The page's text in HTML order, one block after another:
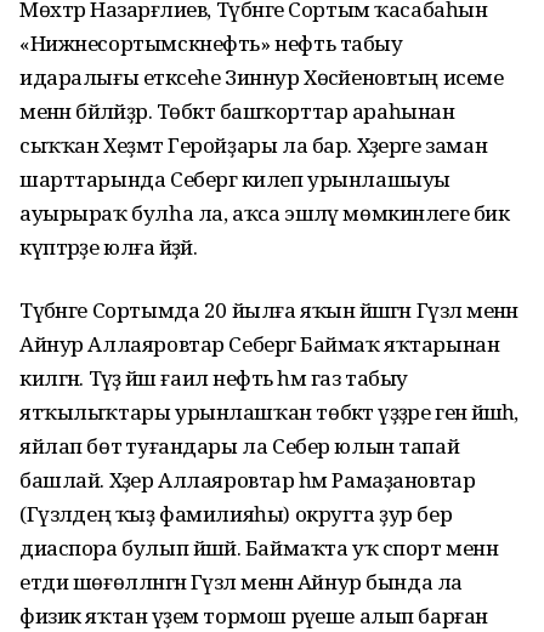
Мөхтәр Назарғәлиев, Түбәнге Сортым ҡасабаһын
«Нижнесортымскнефть» нефть табыу
идаралығы етәксеһе Зиннур Хөсәйеновтың исеме
менән бәйләйҙәр. Төбәктә башҡорттар араһынан
сыҡҡан Хеҙмәт Геройҙары ла бар. Хәҙерге заман
шарттарында Себергә килеп урынлашыуы
ауырыраҡ булһа ла, аҡса эшләү мөмкинлеге бик
күптәрҙе юлға әйҙәй.
Түбәнге Сортымда 20 йылға яҡын йәшәгән Гүзәл менән
Айнур Аллаяровтар Себергә Баймаҡ яҡтарынан
килгән. Тәүҙә йәш ғаилә нефть һәм газ табыу
ятҡылыҡтары урынлашҡан төбәктә үҙҙәре генә йәшәһә,
яйлап бөтә туғандары ла Себер юлын тапай
башлай. Хәҙер Аллаяровтар һәм Рамаҙановтар
(Гүзәлдең ҡыҙ фамилияһы) округта ҙур бер
диаспора булып йәшәй. Баймаҡта уҡ спорт менән
етди шөғөлләнгән Гүзәл менән Айнур бында ла
физик яҡтан әүҙем тормош рәүеше алып барған